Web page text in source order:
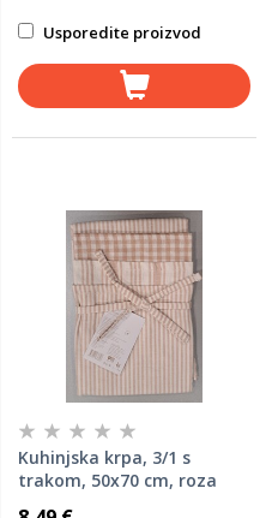
Usporedite proizvod
Kuhinjska krpa, 3/1 s
trakom, 50x70 cm, roza